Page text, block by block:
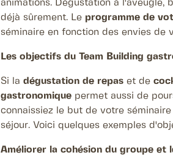
animations. Dégustation à l'aveugle,
déjà sûrement. Le programme de
séminaire en fonction des envies de
Les objectifs du Team Building
Si ladégustation de repas et de
gastronomique permet aussi de
connaissiez le but de votre
séjour. Voici quelques exemples
Améliorer la cohésion du groupe et